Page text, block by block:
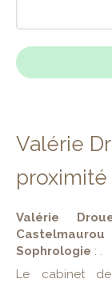
Valérie
Valérie
Castelmaurou
Sophrologie : .
Le cabinet